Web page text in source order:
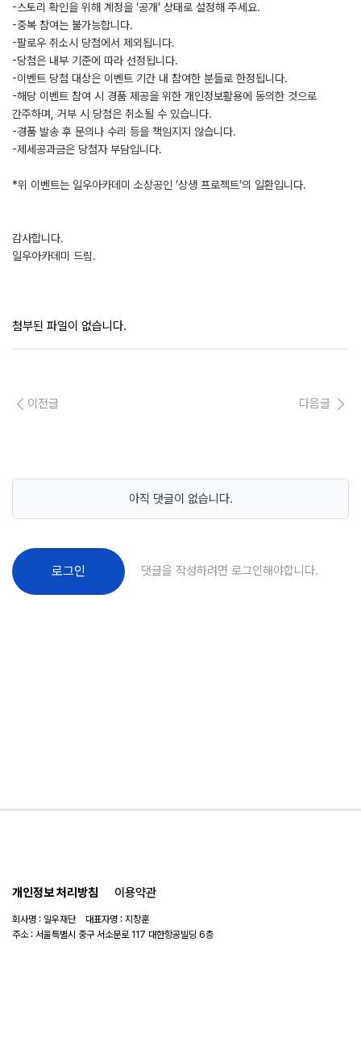
-스토리 확인을 위해 계정을 ‘공개’ 상태로 설정해 주세요.
-중복 참여는 불가능합니다.
-팔로우 취소시 당첨에서 제외됩니다.
-당첨은 내부 기준에 따라 선정됩니다.
-이벤트 당첨 대상은 이벤트 기간 내 참여한 분들로 한정됩니다.
-해당 이벤트 참여 시 경품 제공을 위한 개인정보활용에 동의한 것으로
간주하며, 거부 시 당첨은 취소될 수 있습니다.
-경품 발송 후 문의나 수리 등을 책임지지 않습니다.
-제세공과금은 당첨자 부담입니다.
*위 이벤트는 일우아카데미 소상공인 ‘상생 프로젝트’의 일환입니다.
감사합니다.
일우아카데미 드림.
첨부된 파일이 없습니다.
이전글 다음글
아직 댓글이 없습니다.
로그인 댓글을 작성하려면 로그인해야합니다.
개인정보 처리방침 이용약관
회사명 : 일우재단 대표자명 : 지창훈
주소 : 서울특별시 중구 서소문로 117 대한항공빌딩 6층